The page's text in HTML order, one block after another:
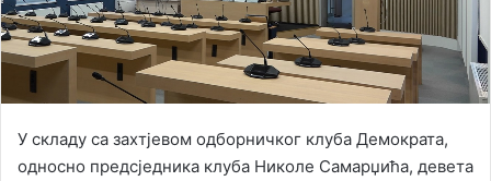
i
l
У складу са захтјевом одборничког клуба Демократа,
односно предсједника клуба Николе Самарџића, девета